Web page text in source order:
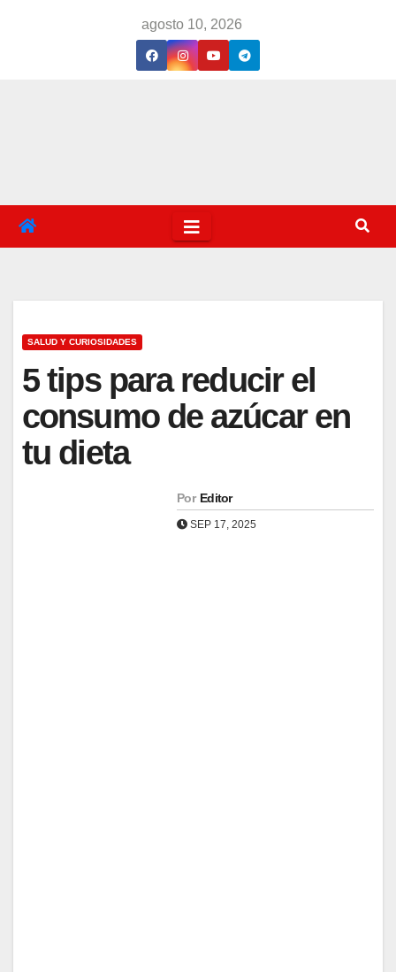
agosto 10, 2026
SALUD Y CURIOSIDADES
5 tips para reducir el
consumo de azúcar en
tu dieta
Por Editor
SEP 17, 2025